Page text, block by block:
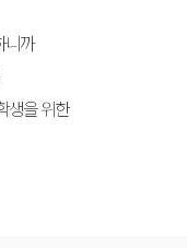
니까
생을 위한